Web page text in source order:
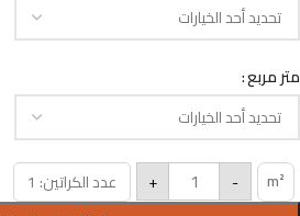
متر مربع
m²
-
+
عدد الكراتين: 1